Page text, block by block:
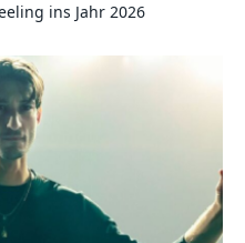
ins Jahr 2026